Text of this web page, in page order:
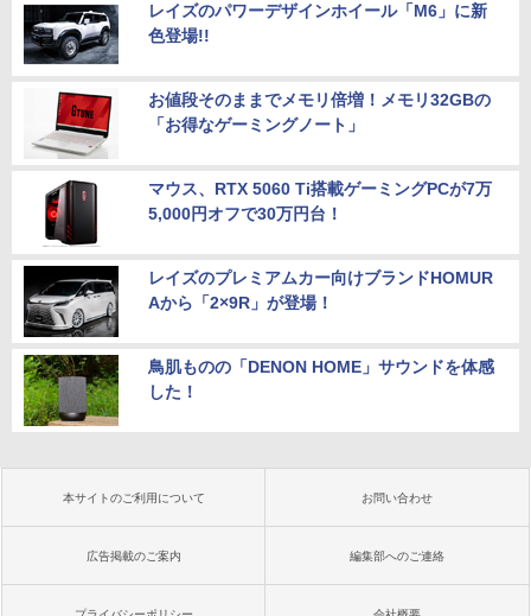
レイズのパワーデザインホイール「M6」に新
色登場!!
お値段そのままでメモリ倍増！メモリ32GBの
「お得なゲーミングノート」
マウス、RTX 5060 Ti搭載ゲーミングPCが7万
5,000円オフで30万円台！
レイズのプレミアムカー向けブランドHOMUR
Aから「2×9R」が登場！
鳥肌ものの「DENON HOME」サウンドを体感
した！
本サイトのご利用について お問い合わせ
広告掲載のご案内 編集部へのご連絡